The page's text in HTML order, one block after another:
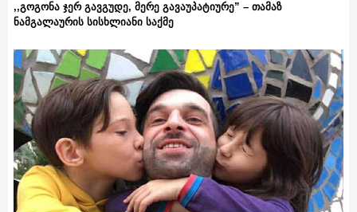
,,გოგონა ჯერ გავგუდე, მერე გავაუპატიურე” – თამაზ
ნამგალაურის სისხლიანი საქმე